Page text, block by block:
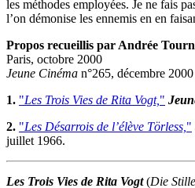
les méthodes employées. Je ne fais
l’on démonise les ennemis en en
Propos recueillis par Andrée
Paris, octobre 2000
Jeune Cinéma n°265, décembre 2000
1. "Les Trois Vies de Rita Vogt, "
2. "Les Désarrois de l’élève Törless, "
juillet 1966.
Les Trois Vies de Rita Vogt (Die